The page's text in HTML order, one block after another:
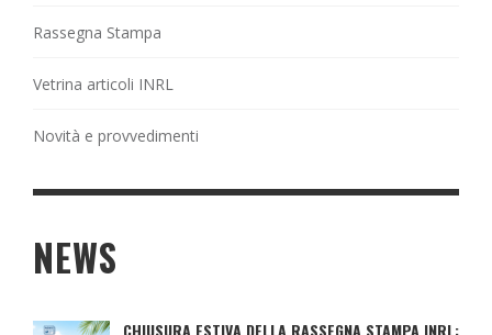
Rassegna Stampa
Vetrina articoli INRL
Novità e provvedimenti
NEWS
CHIUSURA ESTIVA DELLA RASSEGNA STAMPA INRL: